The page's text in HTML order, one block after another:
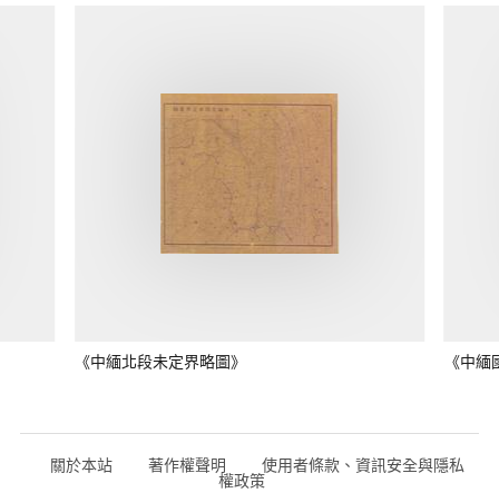
《中緬北段未定界略圖》 《中
關於本站 著作權聲明 使用者條款、資訊安全與隱私
權政策